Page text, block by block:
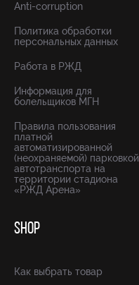
Anti-corruption
Политика обработки
персональных данных
Работа в РЖД
Информация для
болельщиков МГН
Правила пользования
платной
автоматизированной
(неохраняемой) парковкой
автотранспорта на
территории стадиона
«РЖД Арена»
SHOP
Как выбрать товар